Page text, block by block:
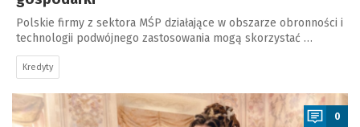
Polskie firmy z sektora MŚP działające w obszarze obronności i
technologii podwójnego zastosowania mogą skorzystać …
Kredyty
a
0